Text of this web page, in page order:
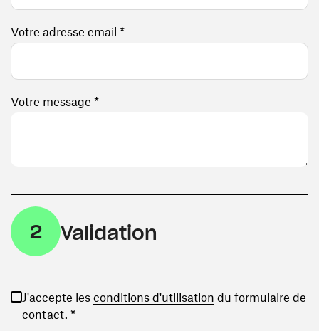
Votre adresse email *
Votre message *
2 Validation
J'accepte les conditions d'utilisation (ouvre une
du formulaire de
contact. *